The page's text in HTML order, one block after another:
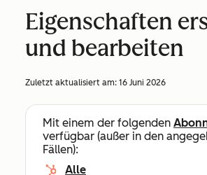
Eigenschaften
und bearbeiten
Zuletzt aktualisiert am: 16 Juni 2026
Mit einem der folgenden
verfügbar (außer in den
Fällen):
Alle